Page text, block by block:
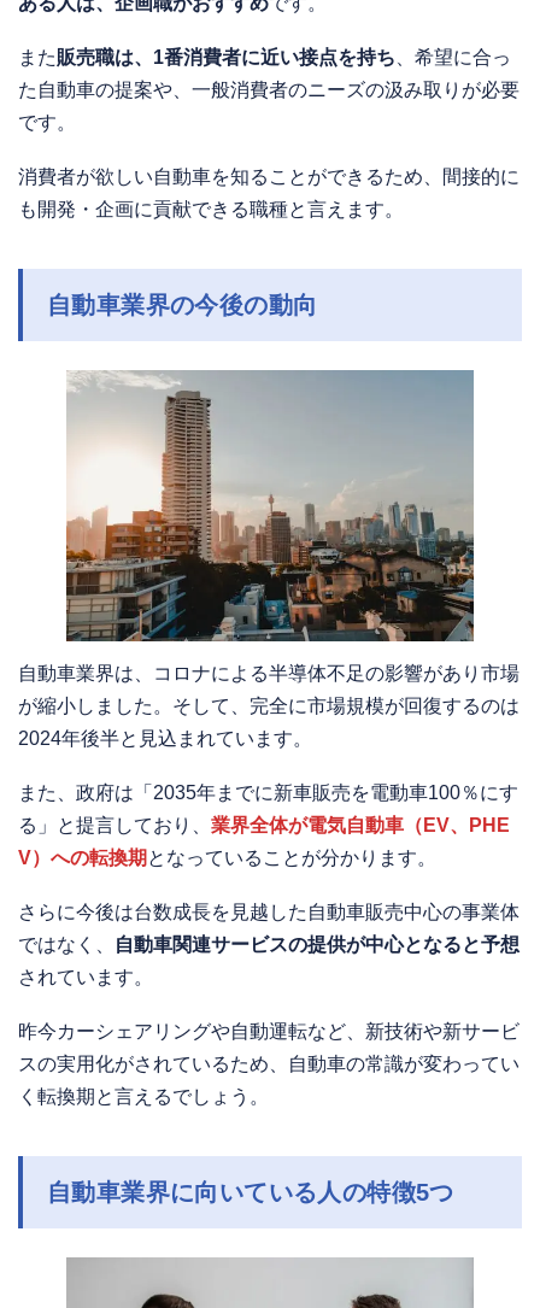
また販売職は、1番消費者に近い接点を持ち 、希望に合っ
た自動車の提案や、一般消費者のニーズの汲み取りが必要
です。
消費者が欲しい自動車を知ることができるため、間接的に
も開発・企画に貢献できる職種と言えます。
自動車業界の今後の動向
自動車業界は、コロナによる半導体不足の影響があり市場
が縮小しました。そして、完全に市場規模が回復するのは
2024年後半と見込まれています。
また、政府は「2035年までに新車販売を電動車100％にす
る」と提言しており、 業界全体が電気自動車（EV、PHE
V）への転換期 となっていることが分かります。
さらに今後は台数成長を見越した自動車販売中心の事業体
ではなく、
自動車関連サービスの提供が中心となると予想
されています。
昨今カーシェアリングや自動運転など、新技術や新サービ
スの実用化がされているため、自動車の常識が変わってい
く転換期と言えるでしょう。
自動車業界に向いている人の特徴5つ